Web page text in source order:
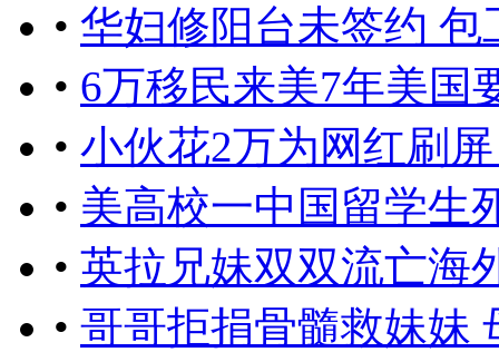
• 华妇修阳台未签约
• 6万移民来美7年美国
• 小伙花2万为网红刷
• 美高校一中国留学生
• 英拉兄妹双双流亡海
• 哥哥拒捐骨髓救妹妹